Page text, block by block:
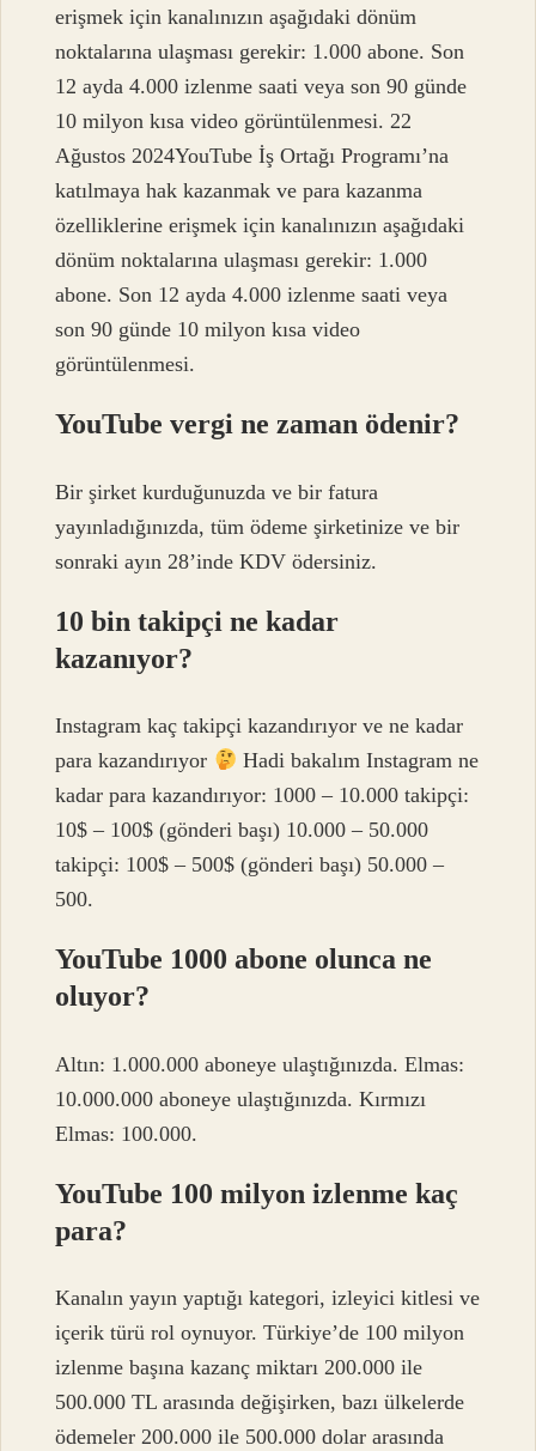
erişmek için kanalınızın aşağıdaki dönüm
noktalarına ulaşması gerekir: 1.000 abone. Son
12 ayda 4.000 izlenme saati veya son 90 günde
10 milyon kısa video görüntülenmesi. 22
Ağustos 2024YouTube İş Ortağı Programı’na
katılmaya hak kazanmak ve para kazanma
özelliklerine erişmek için kanalınızın aşağıdaki
dönüm noktalarına ulaşması gerekir: 1.000
abone. Son 12 ayda 4.000 izlenme saati veya
son 90 günde 10 milyon kısa video
görüntülenmesi.
YouTube vergi ne zaman ödenir?
Bir şirket kurduğunuzda ve bir fatura
yayınladığınızda, tüm ödeme şirketinize ve bir
sonraki ayın 28’inde KDV ödersiniz.
10 bin takipçi ne kadar
kazanıyor?
Instagram kaç takipçi kazandırıyor ve ne kadar
para kazandırıyor
Hadi bakalım Instagram ne
kadar para kazandırıyor: 1000 – 10.000 takipçi:
10$ – 100$ (gönderi başı) 10.000 – 50.000
takipçi: 100$ – 500$ (gönderi başı) 50.000 –
500.
YouTube 1000 abone olunca ne
oluyor?
Altın: 1.000.000 aboneye ulaştığınızda. Elmas:
10.000.000 aboneye ulaştığınızda. Kırmızı
Elmas: 100.000.
YouTube 100 milyon izlenme kaç
para?
Kanalın yayın yaptığı kategori, izleyici kitlesi ve
içerik türü rol oynuyor. Türkiye’de 100 milyon
izlenme başına kazanç miktarı 200.000 ile
500.000 TL arasında değişirken, bazı ülkelerde
ödemeler 200.000 ile 500.000 dolar arasında